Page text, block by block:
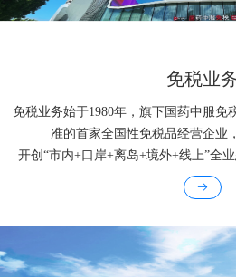
我们
我们
我们发
免税业
免税业务始于1980年，旗下国药中服免
准的首家全国性免税品经营企业
开创“市内+口岸+离岛+境外+线上”全
国人的免税、国药的免税、国际化的免
店和分支机构，国人不出国